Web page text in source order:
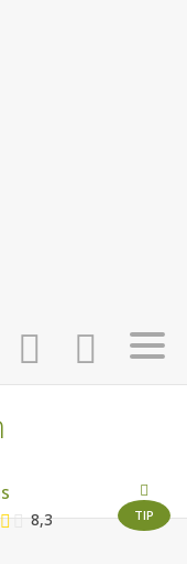
INLOGGEN
TIP
8,3